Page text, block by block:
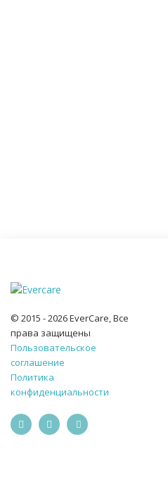
© 2015 - 2026 EverCare, Все
права защищены
Пользовательское
соглашение
Политика
конфиденциальности